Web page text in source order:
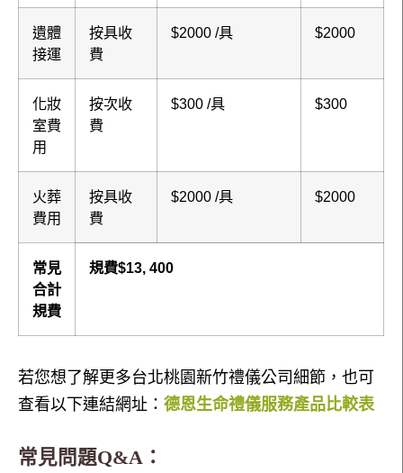
遺體
接運
按具收
費
$2000 /具 $2000
化妝
室費
用
按次收
費
$300 /具 $300
火葬
費用
按具收
費
$2000 /具 $2000
常見
合計
規費
規費$13, 400
若您想了解更多台北桃園新竹禮儀公司細節，也可
查看以下連結網址： 德恩生命禮儀服務產品比較表
常見問題Q&A：